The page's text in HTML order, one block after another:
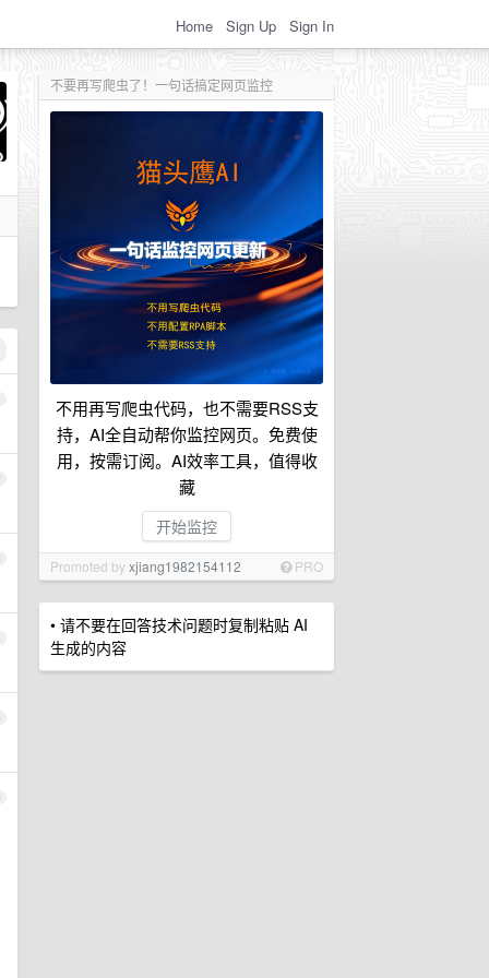
Home Sign Up Sign In
不要再写爬虫了！一句话搞定网页监控
不用再写爬虫代码，也不需要RSS支
持，AI全自动帮你监控网页。免费使
用，按需订阅。AI效率工具，值得收
藏
开始监控
Promoted byxjiang1982154112 PRO
• 请不要在回答技术问题时复制粘贴 AI
生成的内容